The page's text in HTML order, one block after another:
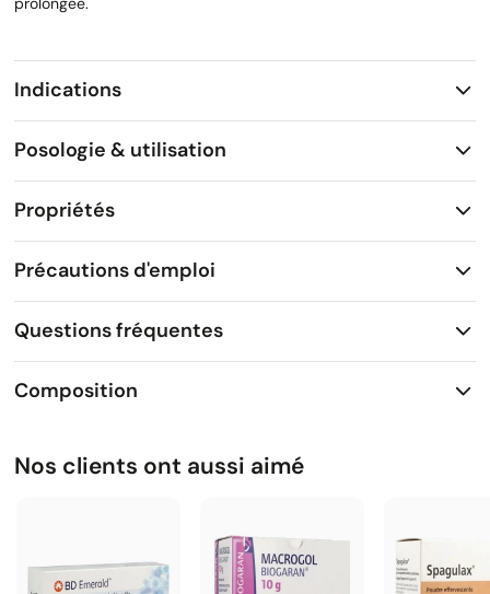
Indications
Posologie & utilisation
Propriétés
Précautions d'emploi
Questions fréquentes
Composition
Nos clients ont aussi aimé